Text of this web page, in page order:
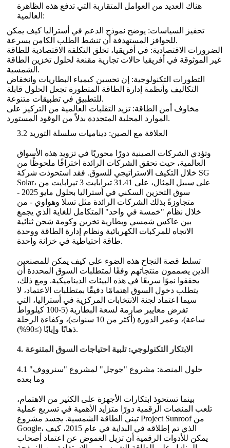
هناك العديد من العوامل المتقاربة التي تدفع هذه الظاهرة
العالمية:
تحفيز السياسات: يوضح نموذج الدعم في أستراليا كيف يمكن
للحوافز المستهدفة أن تنشط الطلب الكامن بسرعة.
الضرورات الاقتصادية: في أفريقيا، تخلق التكلفة الاقتصادية للطاقة
غير الموثوقة في أفريقيا حالات تجارية مقنعة لحلول تخزين الطاقة
الشمسية.
التطورات التكنولوجية: إن تحسين كيمياء البطاريات وانخفاض
التكاليف وأنظمة إدارة الطاقة المتطورة تجعل الحلول قابلة
للتطبيق في تطبيقات متنوعة.
مخاوف أمن الطاقة: تزيد التقلبات العالمية من التركيز على
الموارد المحلية المتجددة بدلاً من الوقود المستورد.
3.2 العلاقة مع الصين: ديناميات سلسلة التوريد
وتؤدي الشركات الصينية دورًا محوريًا في تزويد هذه الأسواق
العالمية، حيث تحقق الشركات الرائدة اختراقًا ملحوظًا من
خلال التكيف الاستراتيجي للسوق. فقد استحوذت شركة SG
Solar، على سبيل المثال، على 31.41 تيرابايت 3 تيرابايت من
سوق التخزين السكني في أستراليا بحلول مايو 2025 -
متجاوزةً بذلك الشركات الرائدة مثل تسلا وهواوي - من
خلال نظام "خمسة في واحد" المتكامل للغاية الذي يجمع
بين عاكس شمسي وبطارية تخزين وكومة شحن ثنائية
الاتجاه للمركبات الكهربائية ونظام إدارة الطاقة ووحدة
طاقة احتياطية في خزانة واحدة.
تسلط قصة النجاح هذه الضوء على كيف يمكن للمصنعين
الذين يصممون منتجاتهم وفقًا لمتطلبات السوق المحددة أن
يحققوا نموًا سريعًا في هذه البيئات الديناميكية. ومع ذلك،
يتطلب دخول السوق اهتمامًا دقيقًا بمتطلبات الاعتماد، لا
سيما اعتماد لجنة الانتخابات المركزية في أستراليا، التي
تفرض معايير صارمة لسعة البطارية (5-100 كيلوواط
ساعة)، وعمر الدورة (أكثر من 10 سنوات)، وكفاءة الرحلة
ذهابًا وإيابًا (≥90%).
4. الابتكار التكنولوجي: تلبية احتياجات السوق المتنوعة
4.1 حلول المنصة: مشروع "جوجل" لمشروع "سنرووف"
وما بعده
بينما تستحوذ ابتكارات الأجهزة على الكثير من الاهتمام،
تلعب المنصات الرقمية دورًا متزايد الأهمية في تسريع عملية
تبني الطاقة الشمسية. يجسد مشروع Project Sunroof من
Google، الذي تم إطلاقه في البداية في عام 2015، كيف
يمكن للأدوات الرقمية أن تزيل الغموض عن اعتماد أصحاب